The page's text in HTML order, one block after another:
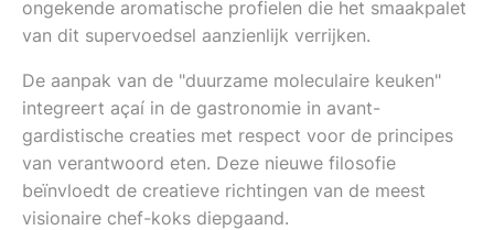
ongekende aromatische profielen die het smaakpalet
van dit supervoedsel aanzienlijk verrijken.
De aanpak van de "duurzame moleculaire keuken"
integreert açaí in de gastronomie in avant-
gardistische creaties met respect voor de principes
van verantwoord eten. Deze nieuwe filosofie
beïnvloedt de creatieve richtingen van de meest
visionaire chef-koks diepgaand.